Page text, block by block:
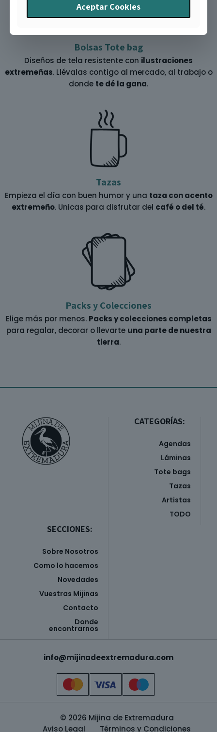
Bolsas Tote bag
Diseños de tela resistente con ilustraciones
extremeñas. Llévalas contigo al mercado, al trabajo o
donde te dé la gana.
Tazas
Empieza el día con buen humor y una taza con acento
extremeño. Unicas para disfrutar del café o del té.
Packs y Colecciones
Elige más por menos. Packs y colecciones completas
para regalar, decorar o llevarte una parte de nuestra
tierra.
CATEGORÍAS:
Agendas
Láminas
Tote bags
Tazas
Artistas
TODO
SECCIONES:
Sobre Nosotros
Como lo hacemos
Novedades
Vuestras Mijinas
Contacto
Donde
encontrarnos
info@mijinadeextremadura.com
© 2026 Mijina de Extremadura
Aviso Legal
Términos y Condiciones
Aceptar Cookies